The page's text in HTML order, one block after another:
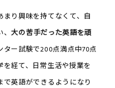
り興味を持てなくて、自
、大の苦手だった英語を頑
ター試験で200点満点中70点
経て、日常生活や授業を
英語ができるようになり